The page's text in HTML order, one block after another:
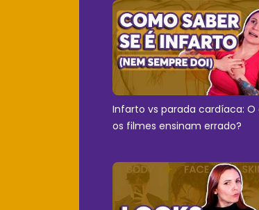
Infarto vs parada cardíaca: O
os filmes ensinam errado?